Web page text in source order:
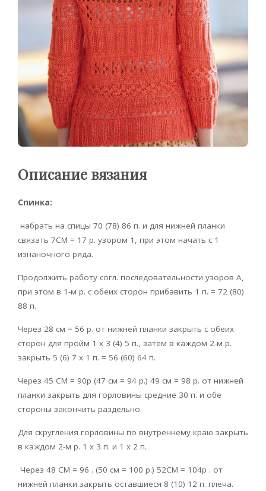
Описание вязания
Спинка:
набрать на спицы 70 (78) 86 п. и для нижней планки
связать 7CM = 17 р. узором 1, при этом начать с 1
изнаночного ряда.
Продолжить работу согл. последовательности узоров А,
при этом в 1-м р. с обеих сторон прибавить 1 п. = 72 (80)
88 п.
Через 28 см = 56 р. от нижней планки закрыть с обеих
сторон для пройм 1 х 3 (4) 5 п., затем в каждом 2-м р.
закрыть 5 (6) 7 х 1 п. = 56 (60) 64 п.
Через 45 CM = 90p (47 см = 94 р.) 49 см = 98 р. от нижней
планки закрыть для горловины средние 30 п. и обе
стороны закончить раздельно.
Для скругления горловины по внутреннему краю закрыть
в каждом 2-м р. 1 х 3 п. и 1 х 2 п.
Через 48 CM = 96 . (50 см = 100 р.) 52CM = 104p . от
нижней планки закрыть оставшиеся 8 (10) 12 п. плеча.